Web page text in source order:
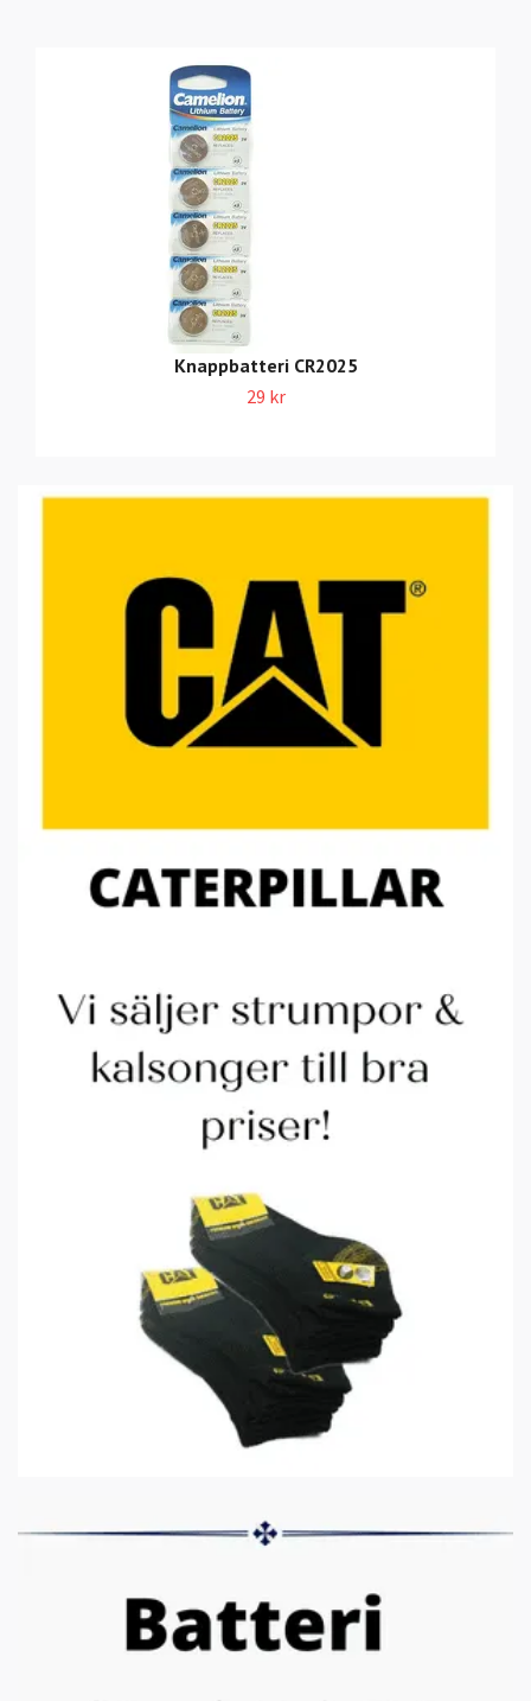
Knappbatteri CR2025
29 kr